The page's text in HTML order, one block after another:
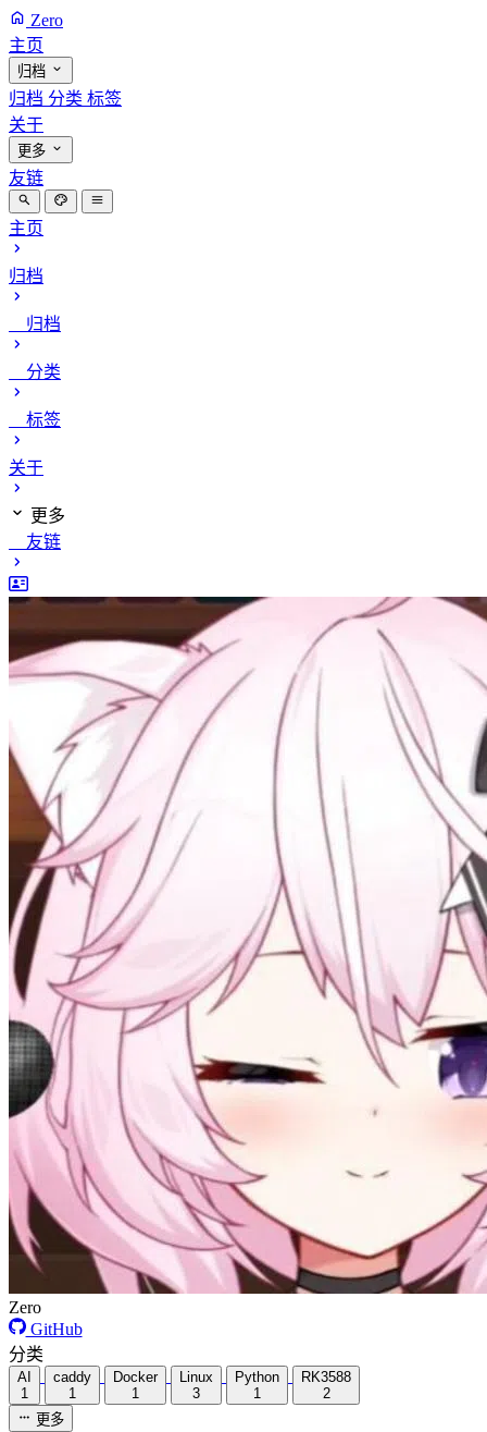
Zero
主页
归档
归档 分类 标签
关于
更多
友链
主页
归档
归档
分类
标签
关于
更多
友链
Zero
GitHub
分类
AI
1
caddy
1
Docker
1
Linux
3
Python
1
RK3588
2
更多